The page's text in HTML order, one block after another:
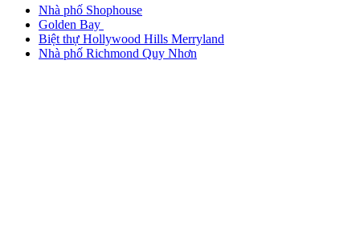
Nhà phố Shophouse
Golden Bay
Biệt thự Hollywood Hills Merryland
Nhà phố Richmond Quy Nhơn